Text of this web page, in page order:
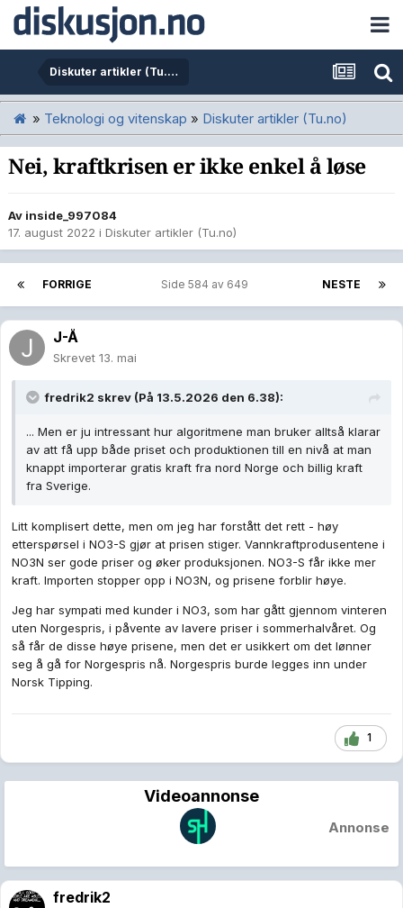
Diskuter artikler (Tu.no)
» Teknologi og vitenskap » Diskuter artikler (Tu.no)
Nei, kraftkrisen er ikke enkel å løse
Av inside_997084
17. august 2022 i Diskuter artikler (Tu.no)
FORRIGE NESTE
Side 584 av 649
J-Å
Skrevet 13. mai
fredrik2 skrev (På 13.5.2026 den 6.38):
... Men er ju intressant hur algoritmene man bruker alltså klarar
av att få upp både priset och produktionen till en nivå at man
knappt importerar gratis kraft fra nord Norge och billig kraft
fra Sverige.
Litt komplisert dette, men om jeg har forstått det rett - høy
etterspørsel i NO3-S gjør at prisen stiger. Vannkraftprodusentene i
NO3N ser gode priser og øker produksjonen. NO3-S får ikke mer
kraft. Importen stopper opp i NO3N, og prisene forblir høye.
Jeg har sympati med kunder i NO3, som har gått gjennom vinteren
uten Norgespris, i påvente av lavere priser i sommerhalvåret. Og
så får de disse høye prisene, men det er usikkert om det lønner
seg å gå for Norgespris nå. Norgespris burde legges inn under
Norsk Tipping.
1
Videoannonse
Annonse
fredrik2